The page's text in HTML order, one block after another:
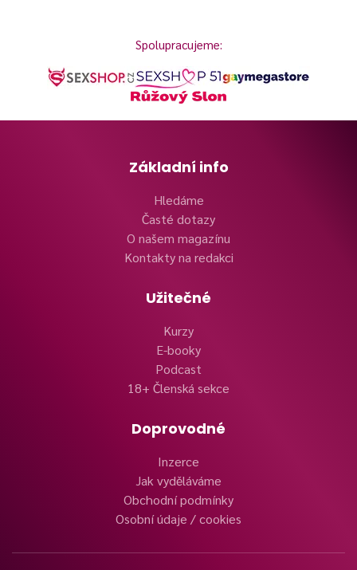
Spolupracujeme:
Základní info
Hledáme
Časté dotazy
O našem magazínu
Kontakty na redakci
Užitečné
Kurzy
E-booky
Podcast
18+ Členská sekce
Doprovodné
Inzerce
Jak vyděláváme
Obchodní podmínky
Osobní údaje / cookies